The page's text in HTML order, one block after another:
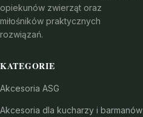
opiekunów zwierząt oraz
miłośników praktycznych
rozwiązań.
KATEGORIE
Akcesoria ASG
Akcesoria dla kucharzy i barmanów